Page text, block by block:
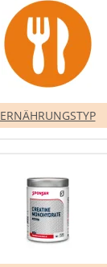
ERNÄHRUNGSTYP